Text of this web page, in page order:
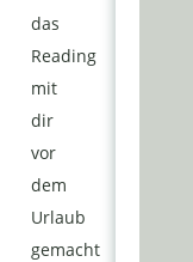
das
Reading
mit
dir
vor
dem
Urlaub
gemacht